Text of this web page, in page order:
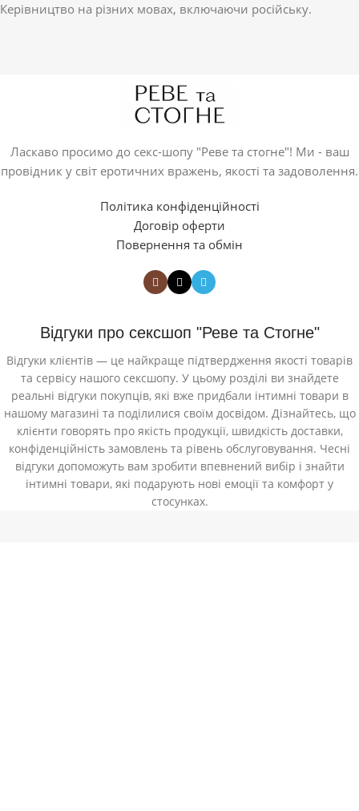
Керівництво на різних мовах, включаючи російську.
Ласкаво просимо до секс-шопу "Реве та стогне"! Ми - ваш
провідник у світ еротичних вражень, якості та задоволення.
Політика конфіденційності
Договір оферти
Повернення та обмін
Відгуки про сексшоп "Реве та Стогне"
Відгуки клієнтів — це найкраще підтвердження якості товарів
та сервісу нашого сексшопу. У цьому розділі ви знайдете
реальні відгуки покупців, які вже придбали інтимні товари в
нашому магазині та поділилися своїм досвідом. Дізнайтесь, що
клієнти говорять про якість продукції, швидкість доставки,
конфіденційність замовлень та рівень обслуговування. Чесні
відгуки допоможуть вам зробити впевнений вибір і знайти
інтимні товари, які подарують нові емоції та комфорт у
стосунках.